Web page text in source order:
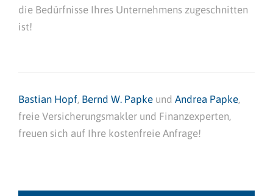
die Bedürfnisse Ihres Unternehmens zugeschnitten
ist!
Bastian Hopf, Bernd W. Papke und Andrea Papke,
freie Versicherungsmakler und Finanzexperten,
freuen sich auf Ihre kostenfreie Anfrage!